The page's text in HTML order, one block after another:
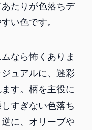
たりが色落ちデ
い色です。
なら怖くありま
ュアルに、迷彩
す。柄を主役に
すぎない色落ち
に、オリーブや